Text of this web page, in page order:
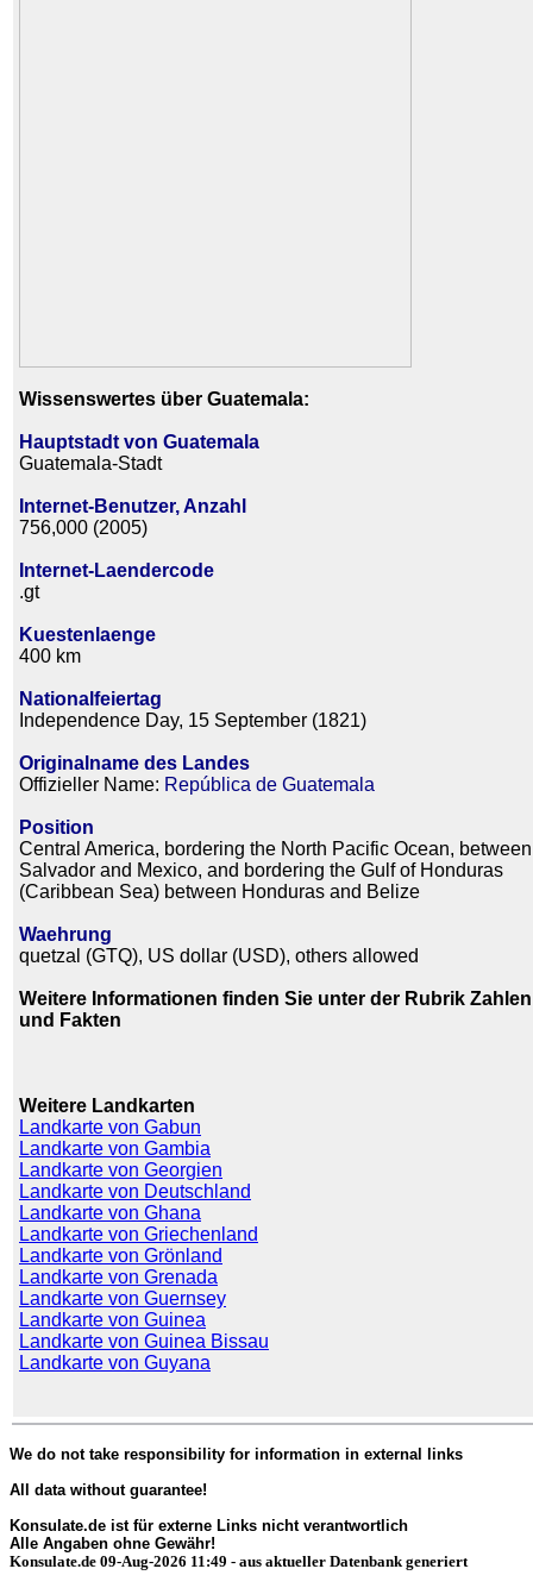
Wissenswertes über Guatemala:
Hauptstadt von Guatemala
Guatemala-Stadt
Internet-Benutzer, Anzahl
756,000 (2005)
Internet-Laendercode
.gt
Kuestenlaenge
400 km
Nationalfeiertag
Independence Day, 15 September (1821)
Originalname des Landes
Offizieller Name: República de Guatemala
Position
Central America, bordering the North Pacific Ocean,
Salvador and Mexico, and bordering the Gulf of Honduras
(Caribbean Sea) between Honduras and Belize
Waehrung
quetzal (GTQ), US dollar (USD), others allowed
Weitere Informationen finden Sie unter der Rubrik Zahlen
und Fakten
Weitere Landkarten
Landkarte von Gabun
Landkarte von Gambia
Landkarte von Georgien
Landkarte von Deutschland
Landkarte von Ghana
Landkarte von Griechenland
Landkarte von Grönland
Landkarte von Grenada
Landkarte von Guernsey
Landkarte von Guinea
Landkarte von Guinea Bissau
Landkarte von Guyana
We do not take responsibility for information in external links
All data without guarantee!
Konsulate.de ist für externe Links nicht verantwortlich
Alle Angaben ohne Gewähr!
Konsulate.de 09-Aug-2026 11:49 - aus aktueller Datenbank generiert